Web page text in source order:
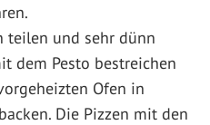
teilen und sehr dünn
dem Pesto bestreichen
Ofen in
Die Pizzen mit den